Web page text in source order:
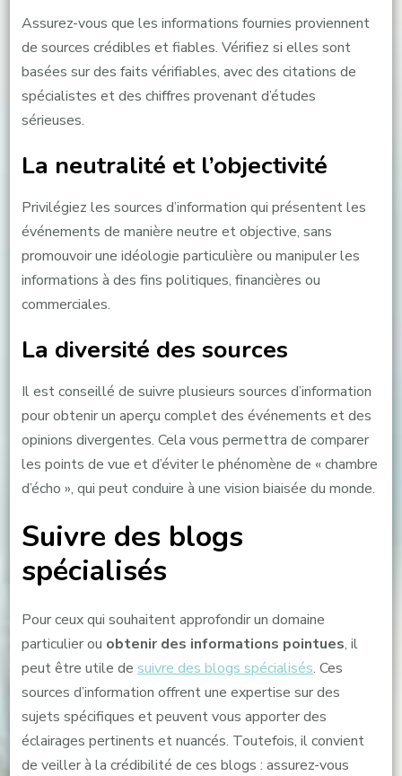
Assurez-vous que les informations fournies proviennent
de sources crédibles et fiables. Vérifiez si elles sont
basées sur des faits vérifiables, avec des citations de
spécialistes et des chiffres provenant d’études
sérieuses.
La neutralité et l’objectivité
Privilégiez les sources d’information qui présentent les
événements de manière neutre et objective, sans
promouvoir une idéologie particulière ou manipuler les
informations à des fins politiques, financières ou
commerciales.
La diversité des sources
Il est conseillé de suivre plusieurs sources d’information
pour obtenir un aperçu complet des événements et des
opinions divergentes. Cela vous permettra de comparer
les points de vue et d’éviter le phénomène de « chambre
d’écho », qui peut conduire à une vision biaisée du monde.
Suivre des blogs
spécialisés
Pour ceux qui souhaitent approfondir un domaine
particulier ou obtenir des informations pointues, il
peut être utile de suivre des blogs spécialisés. Ces
sources d’information offrent une expertise sur des
sujets spécifiques et peuvent vous apporter des
éclairages pertinents et nuancés. Toutefois, il convient
de veiller à la crédibilité de ces blogs : assurez-vous